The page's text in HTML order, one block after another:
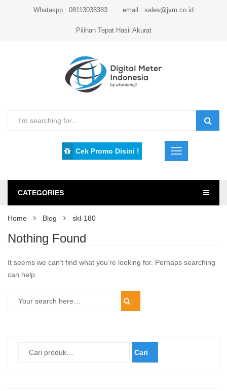
Whataspp : 08113038383 email : sales@jvm.co.id
Pilihan Tepat Hasil Akurat
Cek Promo Disini !
CATEGORIES
Home Blog skl-180
Nothing Found
It seems we can’t find what you’re looking for. Perhaps searching
can help.
Cari